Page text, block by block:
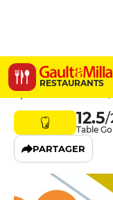
RESTAURANTS
Ô
1 place du 14
12.5/
Table
PARTAGER